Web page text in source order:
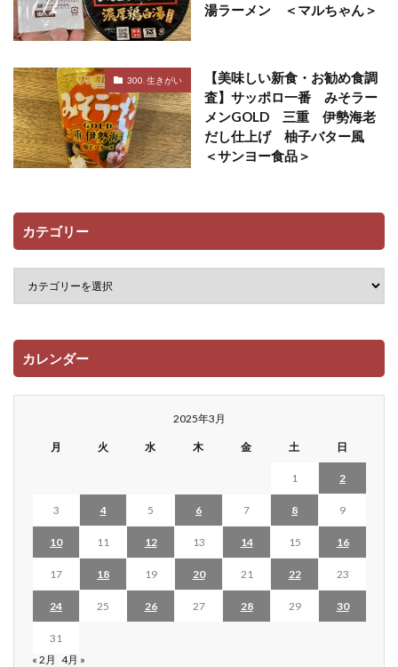
湯ラーメン ＜マルちゃん＞
300. 生きがい
【美味しい新食・お勧め食調
査】サッポロ一番 みそラー
メンGOLD 三重 伊勢海老
だし仕上げ 柚子バター風
＜サンヨー食品＞
カテゴリー
カレンダー
2025年3月
月 火 水 木 金 土 日
1 2
3 4 5 6 7 8 9
10 11 12 13 14 15 16
17 18 19 20 21 22 23
24 25 26 27 28 29 30
31
« 2月 4月 »